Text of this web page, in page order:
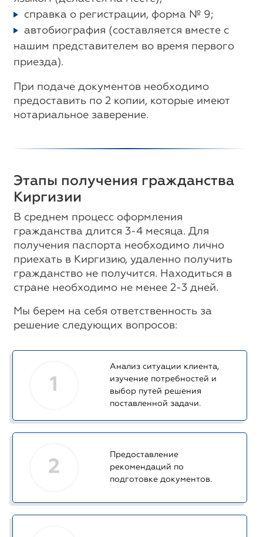
справка о регистрации, форма № 9;
автобиография (составляется вместе с
нашим представителем во время первого
приезда).
При подаче документов необходимо
предоставить по 2 копии, которые имеют
нотариальное заверение.
Этапы получения гражданства
Киргизии
В среднем процесс оформления
гражданства длится 3-4 месяца. Для
получения паспорта необходимо лично
приехать в Киргизию, удаленно получить
гражданство не получится. Находиться в
стране необходимо не менее 2-3 дней.
Мы берем на себя ответственность за
решение следующих вопросов:
Анализ ситуации клиента,
изучение потребностей и
выбор путей решения
поставленной задачи.
1
2
Предоставление
рекомендаций по
подготовке документов.